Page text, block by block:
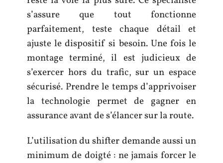
s’assure que tout fonctionne
parfaitement, teste chaque détail et
ajuste le dispositif si besoin. Une fois le
montage terminé, il est judicieux de
s’exercer hors du trafic, sur un espace
sécurisé. Prendre le temps d’apprivoiser
la technologie permet de gagner en
assurance avant de s’élancer sur la route.
L’utilisation du shifter demande aussi un
minimum de doigté : ne jamais forcer le